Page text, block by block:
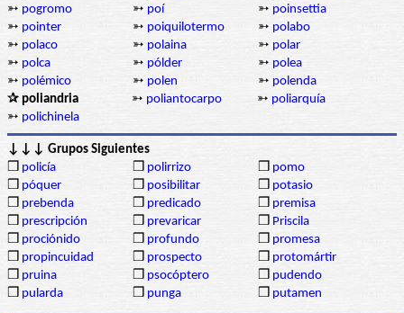
➳ pogromo ➳ poí ➳ poinsettia
➳ pointer ➳ poiquilotermo ➳ polabo
➳ polaco ➳ polaina ➳ polar
➳ polca ➳ pólder ➳ polea
➳ polémico ➳ polen ➳ polenda
✰ poliandria
➳ poliantocarpo ➳ poliarquía
➳ polichinela
↓↓↓ Grupos Siguientes
❒ policía ❒ polirrizo ❒ pomo
❒ póquer ❒ posibilitar ❒ potasio
❒ prebenda ❒ predicado ❒ premisa
❒ prescripción ❒ prevaricar ❒ Priscila
❒ prociónido ❒ profundo ❒ promesa
❒ propincuidad ❒ prospecto ❒ protomártir
❒ pruina ❒ psocóptero ❒ pudendo
❒ pularda ❒ punga ❒ putamen